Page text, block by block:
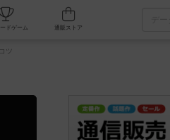
ェ/店舗 人気ボードゲーム
ツ